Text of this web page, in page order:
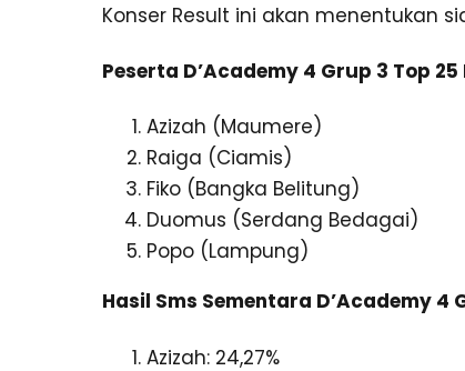
Konser Result ini akan menentukan
Peserta D’Academy 4 Grup 3 Top
Azizah (Maumere)
Raiga (Ciamis)
Fiko (Bangka Belitung)
Duomus (Serdang Bedagai)
Popo (Lampung)
Hasil Sms Sementara D’Academy 4
Azizah: 24,27%